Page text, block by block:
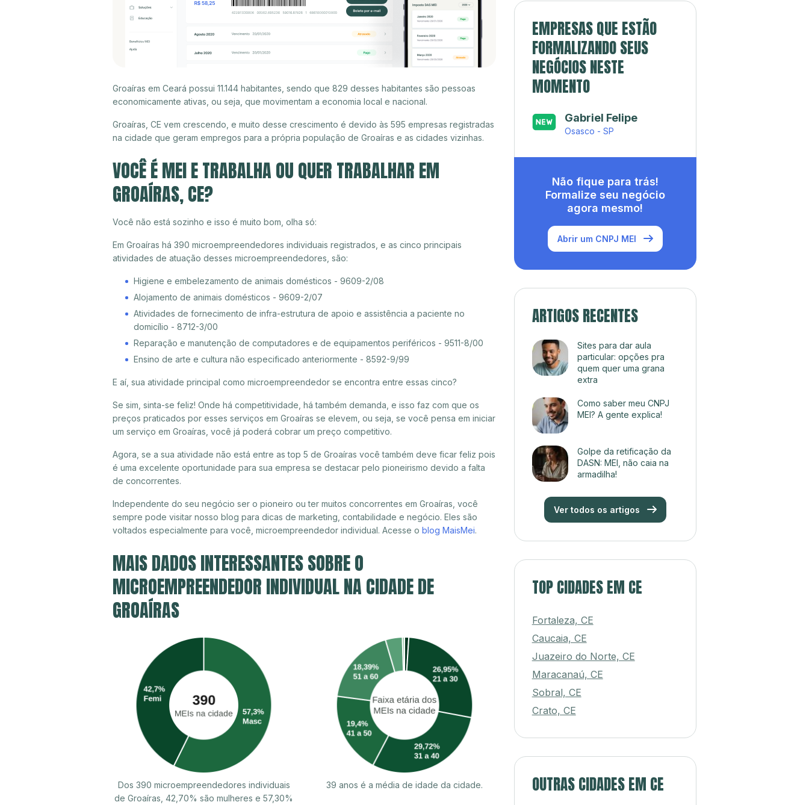
Groaíras em Ceará possui 11.144 habitantes, sendo que 829 desses habitantes são pessoas
economicamente ativas, ou seja, que movimentam a economia local e nacional.
Groaíras, CE vem crescendo, e muito desse crescimento é devido às 595 empresas registradas
na cidade que geram empregos para a própria população de Groaíras e as cidades vizinhas.
VOCÊ É MEI E TRABALHA OU QUER TRABALHAR EM
GROAÍRAS, CE?
Você não está sozinho e isso é muito bom, olha só:
Em Groaíras há 390 microempreendedores individuais registrados, e as cinco principais
atividades de atuação desses microempreendedores, são:
Higiene e embelezamento de animais domésticos - 9609-2/08
Alojamento de animais domésticos - 9609-2/07
Atividades de fornecimento de infra-estrutura de apoio e assistência a paciente no
domicílio - 8712-3/00
Reparação e manutenção de computadores e de equipamentos periféricos - 9511-8/00
Ensino de arte e cultura não especificado anteriormente - 8592-9/99
E aí, sua atividade principal como microempreendedor se encontra entre essas cinco?
Se sim, sinta-se feliz! Onde há competitividade, há também demanda, e isso faz com que os
preços praticados por esses serviços em Groaíras se elevem, ou seja, se você pensa em iniciar
um serviço em Groaíras, você já poderá cobrar um preço competitivo.
Agora, se a sua atividade não está entre as top 5 de Groaíras você também deve ficar feliz pois
é uma excelente oportunidade para sua empresa se destacar pelo pioneirismo devido a falta
de concorrentes.
Independente do seu negócio ser o pioneiro ou ter muitos concorrentes em Groaíras, você
sempre pode visitar nosso blog para dicas de marketing, contabilidade e negócio. Eles são
voltados especialmente para você, microempreendedor individual. Acesse o blog MaisMei.
MAIS DADOS INTERESSANTES SOBRE O
MICROEMPREENDEDOR INDIVIDUAL NA CIDADE DE
GROAÍRAS
Dos 390 microempreendedores individuais
de Groaíras, 42,70% são mulheres e 57,30%
39 anos é a média de idade da cidade.
EMPRESAS QUE ESTÃO
FORMALIZANDO SEUS
NEGÓCIOS NESTE
MOMENTO
Gabriel Felipe
Osasco - SP
Não fique para trás!
Formalize seu negócio
agora mesmo!
Abrir um CNPJ MEI
ARTIGOS RECENTES
Sites para dar aula
particular: opções pra
quem quer uma grana
extra
Como saber meu CNPJ
MEI? A gente explica!
Golpe da retificação da
DASN: MEI, não caia na
armadilha!
Ver todos os artigos
TOP CIDADES EM CE
Fortaleza, CE
Caucaia, CE
Juazeiro do Norte, CE
Maracanaú, CE
Sobral, CE
Crato, CE
OUTRAS CIDADES EM CE